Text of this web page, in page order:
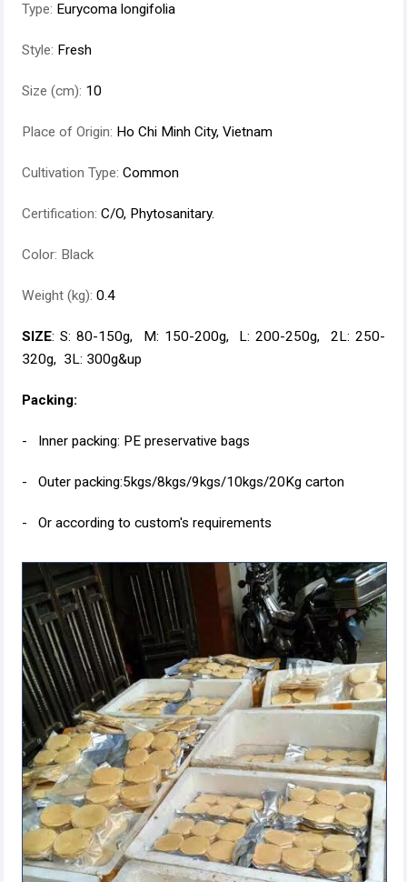
Type: Eurycoma longifolia
Style: Fresh
Size (cm): 10
Place of Origin: Ho Chi Minh City, Vietnam
Cultivation Type: Common
Certification: C/O, Phytosanitary.
Color: Black
Weight (kg): 0.4
SIZE: S: 80-150g, M: 150-200g, L: 200-250g, 2L: 250-
320g, 3L: 300g&up
Packing:
- Inner packing: PE preservative bags
- Outer packing:5kgs/8kgs/9kgs/10kgs/20Kg carton
- Or according to custom's requirements